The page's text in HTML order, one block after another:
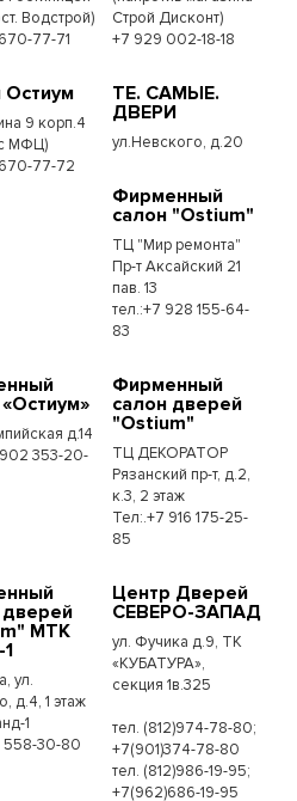
Водстрой)
77-71
Строй Дисконт)
+7 929 002-18-18
Остиум
9 корп.4
МФЦ)
77-72
ТЕ. САМЫЕ.
ДВЕРИ
ул.Невского, д.20
Фирменный
салон "Ostium"
ТЦ "Мир ремонта"
Пр-т Аксайский 21
пав. 13
тел.:+7 928 155-64-
83
д.14
353-20-
Фирменный
салон дверей
"Ostium"
ТЦ ДЕКОРАТОР
Рязанский пр-т, д.2,
к.3, 2 этаж
Тел:.+7 916 175-25-
85
дверей
МТК
ул.
д.4, 1 этаж
1
558-30-80
Центр Дверей
СЕВЕРО-ЗАПАД
ул. Фучика д.9, ТК
«КУБАТУРА»,
секция 1в.325
тел. (812)974-78-80;
+7(901)374-78-80
тел. (812)986-19-95;
+7(962)686-19-95